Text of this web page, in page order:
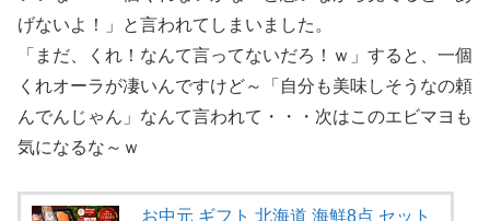
げないよ！」と言われてしまいました。
「まだ、くれ！なんて言ってないだろ！ｗ」すると、一個
くれオーラが凄いんですけど～「自分も美味しそうなの頼
んでんじゃん」なんて言われて・・・次はこのエビマヨも
気になるな～ｗ
お中元 ギフト 北海道 海鮮8点 セット